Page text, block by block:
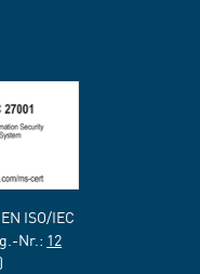
ISO/IEC
Nr.: 12